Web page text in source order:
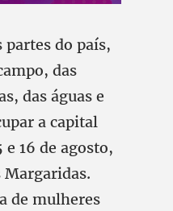
partes do país,
das
das águas e
a capital
e 16 de agosto,
Margaridas.
de mulheres